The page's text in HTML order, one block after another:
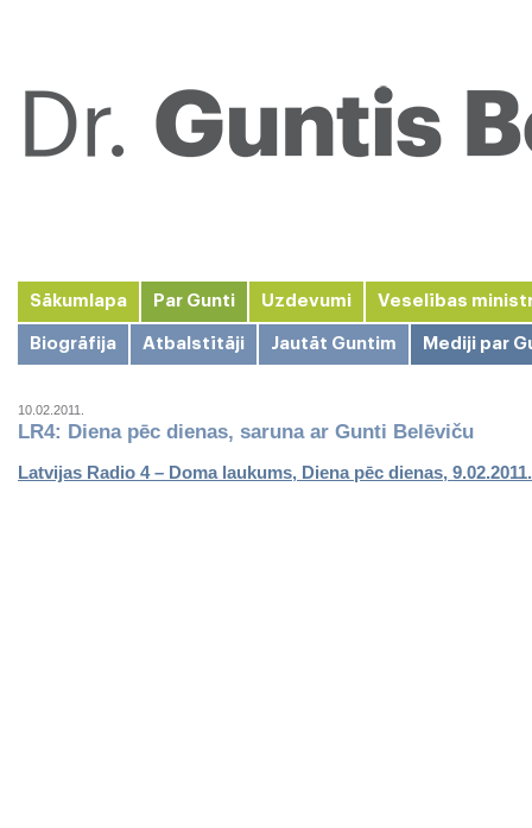
Sākumlapa Par Gunti
Biogrāfija Atbalstītāji Jautāt Guntim Mediji par
Uzdevumi Veselības
10.02.2011.
LR4: Diena pēc dienas, saruna ar Gunti Belēviču
Latvijas Radio 4 – Doma laukums, Diena pēc dienas,